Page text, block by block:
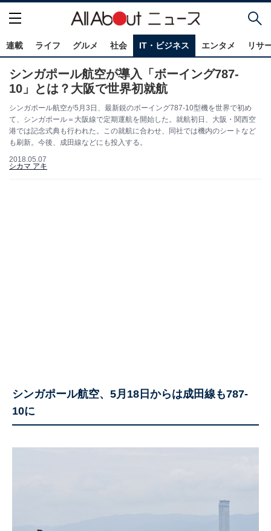
連載 ライフ グルメ 社会 IT・ビジネス エンタメ リサ
シンガポール航空が導入「ボーイング787-
10」とは？大阪で世界初就航
シンガポール航空が5月3日、最新鋭のボーイング787-10型機を世界で初め
て、シンガポール＝大阪線で定期運航を開始した。就航初日、大阪・関西空
港では記念式典も行われた。この就航に合わせ、同社では機内のシートなど
も刷新。今後、成田線などにも投入する。
2018.05.07
シカマ アキ
シンガポール航空、5月18日からは成田線も787-
10に